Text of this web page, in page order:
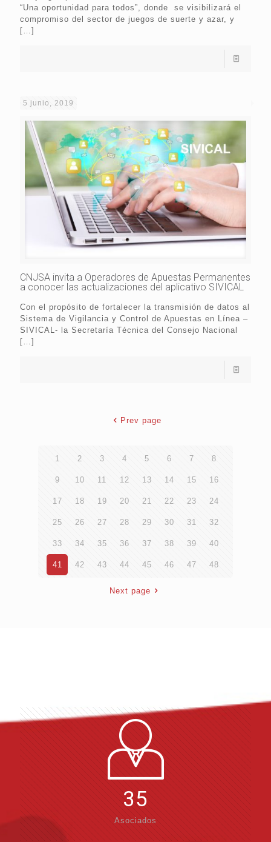
“Una oportunidad para todos”, donde se visibilizará el
compromiso del sector de juegos de suerte y azar, y
[…]
5 junio, 2019
CNJSA invita a Operadores de Apuestas Permanentes
a conocer las actualizaciones del aplicativo SIVICAL
Con el propósito de fortalecer la transmisión de datos al
Sistema de Vigilancia y Control de Apuestas en Línea –
SIVICAL- la Secretaría Técnica del Consejo Nacional
[…]
Prev page
1 2 3 4 5 6 7 8
9 10 11 12 13 14 15 16
17 18 19 20 21 22 23 24
25 26 27 28 29 30 31 32
33 34 35 36 37 38 39 40
41 42 43 44 45 46 47 48
Next page
35
Asociados